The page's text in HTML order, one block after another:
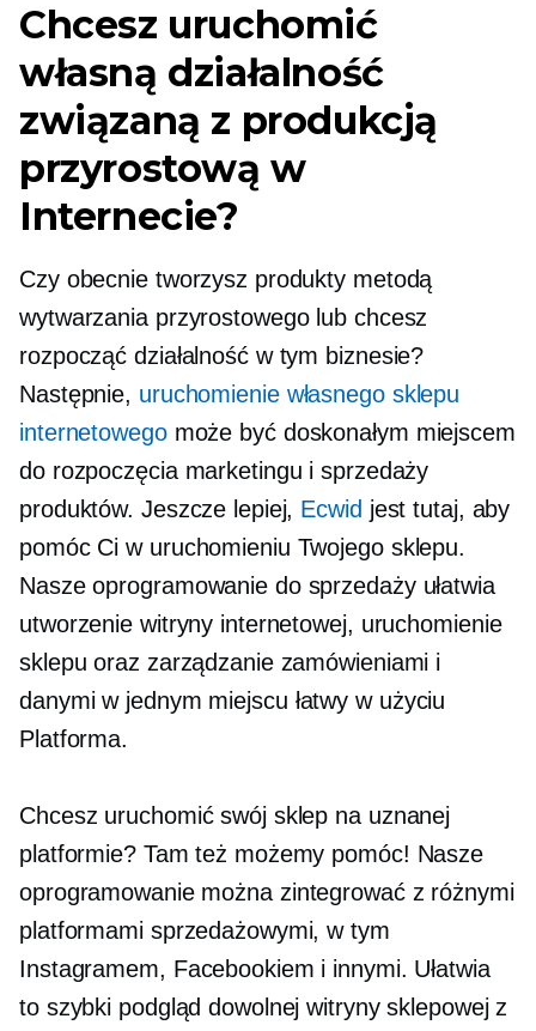
Chcesz uruchomić
własną działalność
związaną z produkcją
przyrostową w
Internecie?
Czy obecnie tworzysz produkty metodą
wytwarzania przyrostowego lub chcesz
rozpocząć działalność w tym biznesie?
Następnie, uruchomienie własnego sklepu
internetowegomoże być doskonałym miejscem
do rozpoczęcia marketingu i sprzedaży
produktów. Jeszcze lepiej, Ecwid jest tutaj, aby
pomóc Ci w uruchomieniu Twojego sklepu.
Nasze oprogramowanie do sprzedaży ułatwia
utworzenie witryny internetowej, uruchomienie
sklepu oraz zarządzanie zamówieniami i
danymi w jednym miejscu łatwy w użyciu
Platforma.
Chcesz uruchomić swój sklep na uznanej
platformie? Tam też możemy pomóc! Nasze
oprogramowanie można zintegrować z różnymi
platformami sprzedażowymi, w tym
Instagramem, Facebookiem i innymi. Ułatwia
to szybki podgląd dowolnej witryny sklepowej z